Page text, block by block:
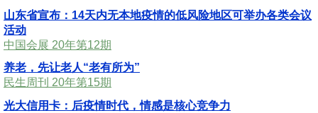
山东省宣布：14天内无本地疫情的低风险地区可举办各类会议
活动
中国会展 20年第12期
养老，先让老人“老有所为”
民生周刊 20年第15期
光大信用卡：后疫情时代，情感是核心竞争力